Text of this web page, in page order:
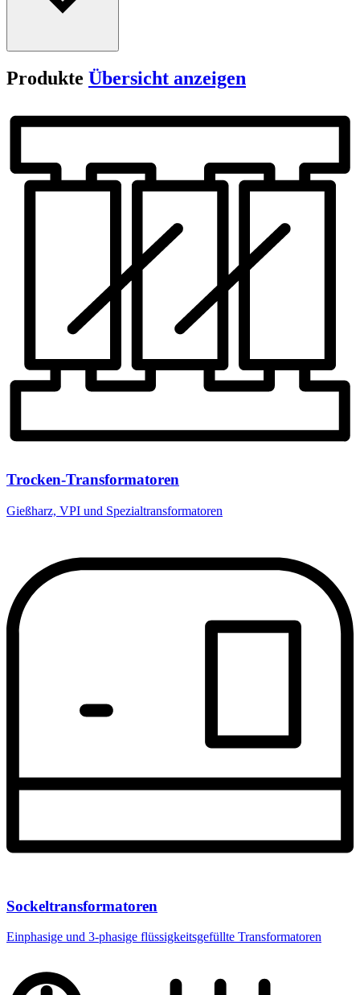
Produkte Übersicht anzeigen
Trocken-Transformatoren
Gießharz, VPI und Spezialtransformatoren
Sockeltransformatoren
Einphasige und 3-phasige flüssigkeitsgefüllte Transformatoren